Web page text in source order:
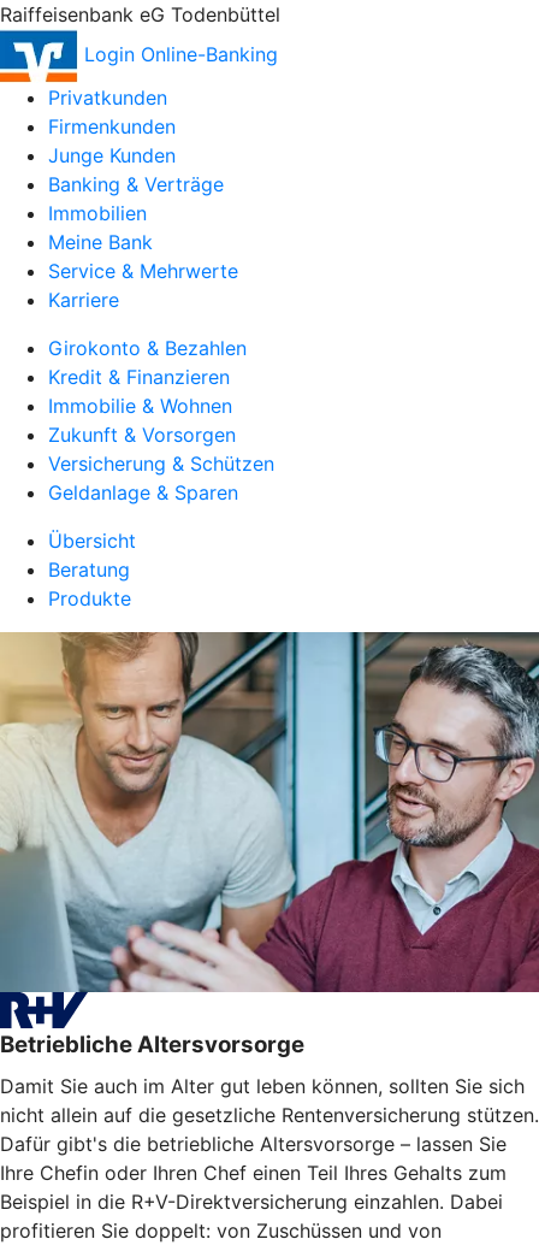
Raiffeisenbank eG Todenbüttel
Login Online-Banking
Privatkunden
Firmenkunden
Junge Kunden
Banking & Verträge
Immobilien
Meine Bank
Service & Mehrwerte
Karriere
Girokonto & Bezahlen
Kredit & Finanzieren
Immobilie & Wohnen
Zukunft & Vorsorgen
Versicherung & Schützen
Geldanlage & Sparen
Übersicht
Beratung
Produkte
Betriebliche Altersvorsorge
Damit Sie auch im Alter gut leben können, sollten Sie sich
nicht allein auf die gesetzliche Rentenversicherung stützen.
Dafür gibt's die betriebliche Altersvorsorge – lassen Sie
Ihre Chefin oder Ihren Chef einen Teil Ihres Gehalts zum
Beispiel in die R+V-Direktversicherung einzahlen. Dabei
profitieren Sie doppelt: von Zuschüssen und von